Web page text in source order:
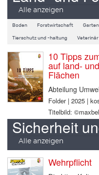
Alle anzeigen
Boden Forstwirtschaft Garten
Tierschutz und -haltung Veterinär
10 Tipps
auf land-
Flächen
Abteilung
Folder | 2025 |
Titelbild:
Sicherheit
Alle anzeigen
Wehrpflicht